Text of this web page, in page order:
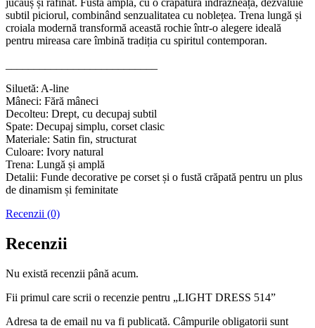
jucăuș și rafinat. Fusta amplă, cu o crăpătură îndrăzneață, dezvăluie
subtil piciorul, combinând senzualitatea cu noblețea. Trena lungă și
croiala modernă transformă această rochie într-o alegere ideală
pentru mireasa care îmbină tradiția cu spiritul contemporan.
Siluetă: A-line
Mâneci: Fără mâneci
Decolteu: Drept, cu decupaj subtil
Spate: Decupaj simplu, corset clasic
Materiale: Satin fin, structurat
Culoare: Ivory natural
Trena: Lungă și amplă
Detalii: Funde decorative pe corset și o fustă crăpată pentru un plus
de dinamism și feminitate
Recenzii (0)
Recenzii
Nu există recenzii până acum.
Fii primul care scrii o recenzie pentru „LIGHT DRESS 514”
Adresa ta de email nu va fi publicată. Câmpurile obligatorii sunt